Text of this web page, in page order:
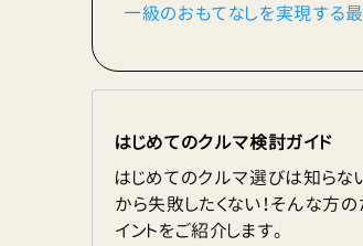
一級のおもてなしを実現する
はじめてのクルマ検討ガイド
はじめてのクルマ選びは知らな
から失敗したくない！そんな方
イントをご紹介します。